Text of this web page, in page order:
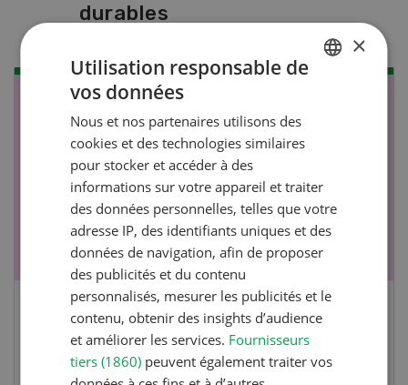
durables
NOV
-
JAN
26
Cours spécialisé Aquaculture
Vous élevez des poissons ou songez à le faire?
×
Utilisation responsable de
vos données
Nous et nos partenaires utilisons des
cookies et des technologies similaires
pour stocker et accéder à des
informations sur votre appareil et traiter
des données personnelles, telles que votre
adresse IP, des identifiants uniques et des
données de navigation, afin de proposer
des publicités et du contenu
personnalisés, mesurer les publicités et le
contenu, obtenir des insights d’audience
et améliorer les services. Fournisseurs
tiers (1860) peuvent également traiter vos